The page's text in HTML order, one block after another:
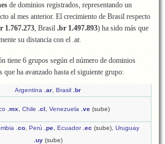
de dominios registrados, representando un
al mes anterior. El crecimiento de Brasil respecto
1.767.273, Brasil .br 1.497.893) ha sido más que
su distancia con el .ar.
tiene 6 grupos según el número de dominios
ha avanzado hasta el siguiente grupo:
Argentina .ar Brasil .br
.mx Chile .cl Venezuela .ve (sube)
. co Perú .pe Ecuador .ec (sube), Uruguay
.uy(sube)